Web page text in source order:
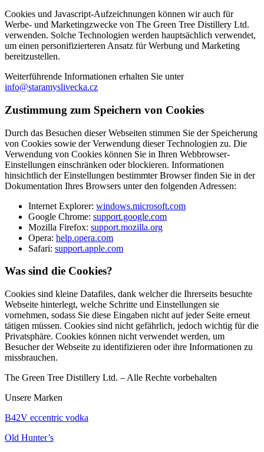
Cookies und Javascript-Aufzeichnungen können wir auch für
Werbe- und Marketingzwecke von The Green Tree Distillery Ltd.
verwenden. Solche Technologien werden hauptsächlich verwendet,
um einen personifizierteren Ansatz für Werbung und Marketing
bereitzustellen.
Weiterführende Informationen erhalten Sie unter
info@staramyslivecka.cz
Zustimmung zum Speichern von Cookies
Durch das Besuchen dieser Webseiten stimmen Sie der Speicherung
von Cookies sowie der Verwendung dieser Technologien zu. Die
Verwendung von Cookies können Sie in Ihren Webbrowser-
Einstellungen einschränken oder blockieren. Informationen
hinsichtlich der Einstellungen bestimmter Browser finden Sie in der
Dokumentation Ihres Browsers unter den folgenden Adressen:
Internet Explorer: windows.microsoft.com
Google Chrome: support.google.com
Mozilla Firefox: support.mozilla.org
Opera: help.opera.com
Safari: support.apple.com
Was sind die Cookies?
Cookies sind kleine Datafiles, dank welcher die Ihrerseits besuchte
Webseite hinterlegt, welche Schritte und Einstellungen sie
vornehmen, sodass Sie diese Eingaben nicht auf jeder Seite erneut
tätigen müssen. Cookies sind nicht gefährlich, jedoch wichtig für die
Privatsphäre. Cookies können nicht verwendet werden, um
Besucher der Webseite zu identifizieren oder ihre Informationen zu
missbrauchen.
The Green Tree Distillery Ltd. – Alle Rechte vorbehalten
Unsere Marken
B42V eccentric vodka
Old Hunter’s